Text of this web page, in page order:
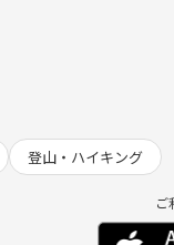
登山・ハイキング
ご